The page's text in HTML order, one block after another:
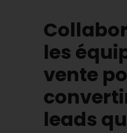
les
vente
leads